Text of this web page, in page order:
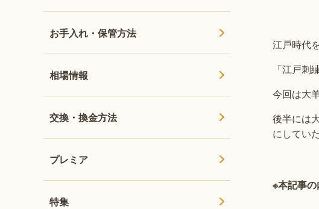
江戸時代
「江戸刺
今回は大
後半には
にしてい
※本記事
お手入れ・保管方法
相場情報
交換・換金方法
プレミア
特集